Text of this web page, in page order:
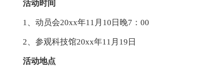
活动时间
1、动员会20xx年11月10日晚7：00
2、参观科技馆20xx年11月19日
活动地点